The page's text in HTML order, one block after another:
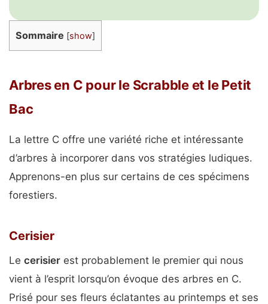
Sommaire [show]
Arbres en C pour le Scrabble et le Petit
Bac
La lettre C offre une variété riche et intéressante
d’arbres à incorporer dans vos stratégies ludiques.
Apprenons-en plus sur certains de ces spécimens
forestiers.
Cerisier
Le cerisier est probablement le premier qui nous
vient à l’esprit lorsqu’on évoque des arbres en C.
Prisé pour ses fleurs éclatantes au printemps et ses